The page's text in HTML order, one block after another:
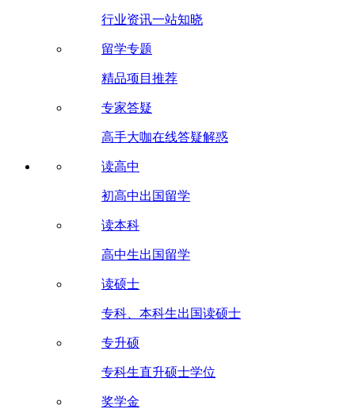
行业资讯一站知晓
留学专题
精品项目推荐
专家答疑
高手大咖在线答疑解惑
读高中
初高中出国留学
读本科
高中生出国留学
读硕士
专科、本科生出国读硕士
专升硕
专科生直升硕士学位
奖学金